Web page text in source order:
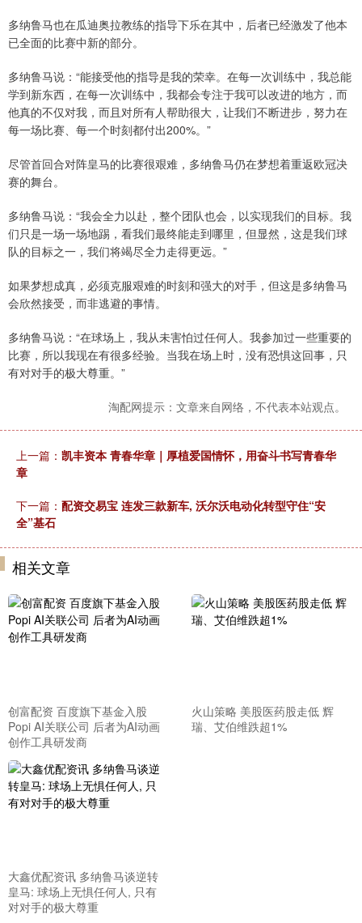
多纳鲁马也在瓜迪奥拉教练的指导下乐在其中，后者已经激发了他本
已全面的比赛中新的部分。
多纳鲁马说：“能接受他的指导是我的荣幸。在每一次训练中，我总能
学到新东西，在每一次训练中，我都会专注于我可以改进的地方，而
他真的不仅对我，而且对所有人帮助很大，让我们不断进步，努力在
每一场比赛、每一个时刻都付出200%。”
尽管首回合对阵皇马的比赛很艰难，多纳鲁马仍在梦想着重返欧冠决
赛的舞台。
多纳鲁马说：“我会全力以赴，整个团队也会，以实现我们的目标。我
们只是一场一场地踢，看我们最终能走到哪里，但显然，这是我们球
队的目标之一，我们将竭尽全力走得更远。”
如果梦想成真，必须克服艰难的时刻和强大的对手，但这是多纳鲁马
会欣然接受，而非逃避的事情。
多纳鲁马说：“在球场上，我从未害怕过任何人。我参加过一些重要的
比赛，所以我现在有很多经验。当我在场上时，没有恐惧这回事，只
有对对手的极大尊重。”
淘配网提示：文章来自网络，不代表本站观点。
上一篇： 凯丰资本 青春华章｜厚植爱国情怀，用奋斗书写青春华
章
下一篇： 配资交易宝 连发三款新车, 沃尔沃电动化转型守住“安
全”基石
相关文章
创富配资 百度旗下基金入股
Popi AI关联公司 后者为AI动画
创作工具研发商
火山策略 美股医药股走低 辉
瑞、艾伯维跌超1%
大鑫优配资讯 多纳鲁马谈逆转
皇马: 球场上无惧任何人, 只有
对对手的极大尊重